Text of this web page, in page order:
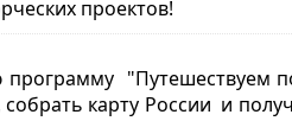
проектов!
программу "Путешествуем
карту России и